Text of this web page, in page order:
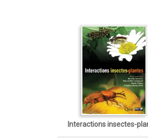
Interactions insectes-